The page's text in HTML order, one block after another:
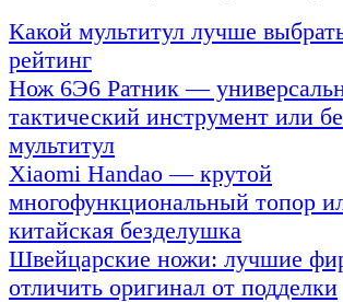
Какой мультитул лучше
рейтинг
Нож 6Э6 Ратник —
тактический инструмент или
мультитул
Xiaomi Handao — крутой
многофункциональный топор
китайская безделушка
Швейцарские ножи: лучшие
отличить оригинал от подделки